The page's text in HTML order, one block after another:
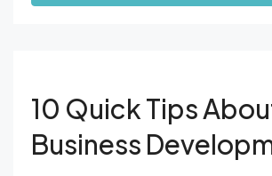
10 Quick Tips
Business